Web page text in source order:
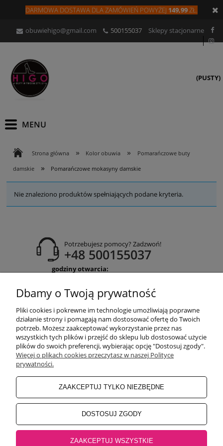
DARMOWA DOSTAWA DLAZAMÓWIEŃ POWYŻEJ 149,99ZŁ.
obuwiehigo@gmail.com 500155037 Sklepy stacjonarne
(PUSTY)
Strona główna » Kolor obuwia » Pomarańczowe buty
damskie » Pomarańczowe mokasyny damskie
Nie znaleziono produktów spełniających podane kryteria.
Potrzebujesz pomocy? Zadzwoń!
+48 500155037
godziny otwarcia:
obuwiehigo@gmail.com
WARUNKI ZAKUPÓW
MOJE KONTO
INFORMACJE O SKLEPIE
BEZPIECZNE PŁATNOŚCI
32-500 Chrzanów, Rynek 18 |Salon Jaworzno
Dbamy o Twoją prywatność
Pliki cookies i pokrewne im technologie umożliwiają poprawne
działanie strony i pomagają nam dostosować ofertę do Twoich
potrzeb. Możesz zaakceptować wykorzystanie przez nas
wszystkich tych plików i przejść do sklepu lub dostosować użycie
plików do swoich preferencji, wybierając opcję "Dostosuj zgody".
Więcej o plikach cookies przeczytasz w naszej Polityce
prywatności.
ZAAKCEPTUJ TYLKO NIEZBĘDNE
DOSTOSUJ ZGODY
ZAAKCEPTUJ WSZYSTKIE